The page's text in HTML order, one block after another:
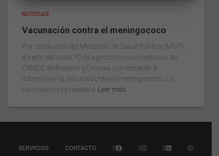
NOTICIAS
Vacunación contra el meningococo
Por resolución del Ministerio de Salud Pública (MSP),
a partir del lunes 10 de agosto los vacunatorios de
CAMEC de Rosario y Colonia comenzarán a
administrar la vacuna contra el meningococo. La
vacunación se realizará
Leer más
SERVICIOS CONTACTO